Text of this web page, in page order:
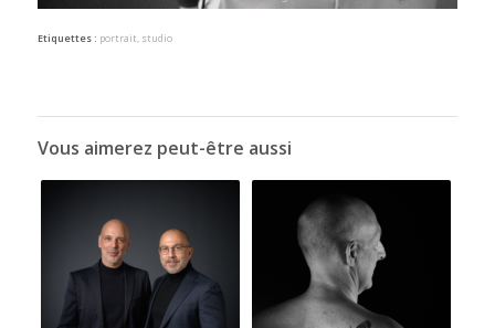
Etiquettes : portrait, studio
Vous aimerez peut-être aussi